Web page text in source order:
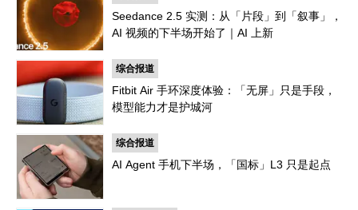
Seedance 2.5 实测：从「片段」到「叙事」，
AI 视频的下半场开始了｜AI 上新
综合报道
Fitbit Air 手环深度体验：「无屏」只是手段，
模型能力才是护城河
综合报道
AI Agent 手机下半场，「国标」L3 只是起点